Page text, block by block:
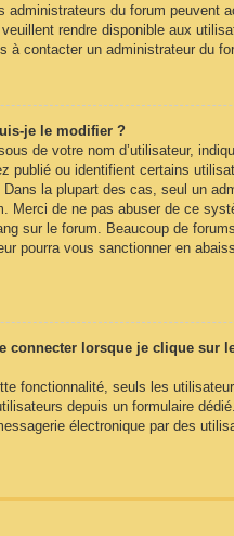
administrateurs du forum peuvent
rendre disponible aux
à contacter un administrateur du
je le modifier ?
de votre nom d’utilisateur,
publié ou identifient certains
la plupart des cas, seul un
Merci de ne pas abuser de ce
sur le forum. Beaucoup de
pourra vous sanctionner en
connecter lorsque je clique sur
fonctionnalité, seuls les
depuis un formulaire
électronique par des